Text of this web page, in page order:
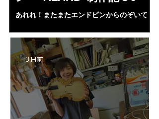
あれれ！またまたエンドピンからのぞいて
ペーパー１００゜で徹底して削る。やっと光
が消えた。にかわで再度閉じる。消えた――
の小川さんの笑顔が満開となる・・。いよい
よ来週からニス塗りか？
3 日前